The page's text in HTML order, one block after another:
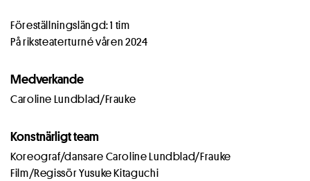
Föreställningslängd: 1 tim
På riksteaterturné våren 2024
Medverkande
Caroline Lundblad/Frauke
Konstnärligt team
Koreograf/dansare Caroline Lundblad/Frauke
Film/Regissör Yusuke Kitaguchi